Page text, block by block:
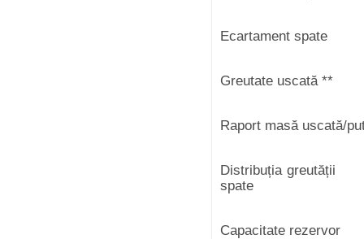
Ecartament spate
Greutate uscată
Raport masă
Distribuția
spate